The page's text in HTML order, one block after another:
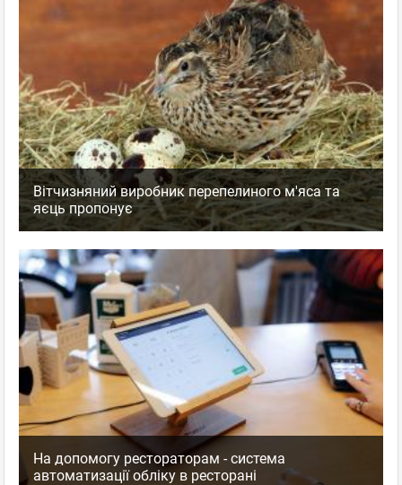
Вітчизняний виробник перепелиного м'яса та
яєць пропонує
На допомогу рестораторам - система
автоматизації обліку в ресторані